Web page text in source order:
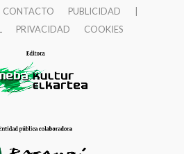
CONTACTO PUBLICIDAD
PRIVACIDAD COOKIES